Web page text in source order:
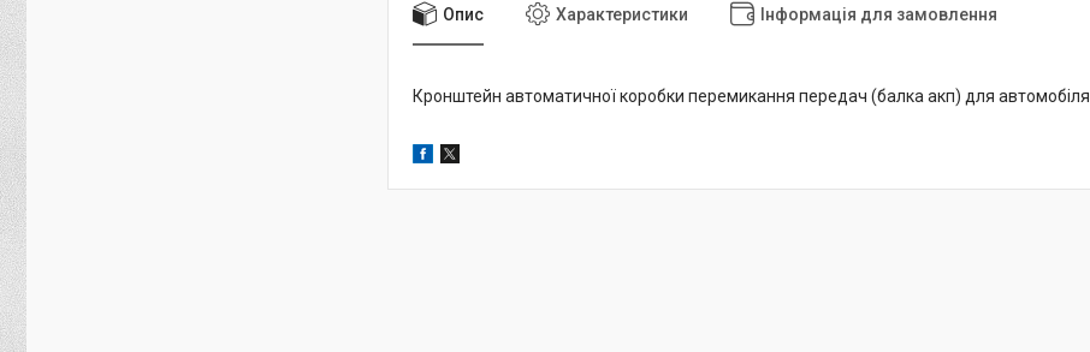
Опис Характеристики Інформація для замовлення
Кронштейн автоматичної коробки перемикання передач (балка акп) для автомобіля